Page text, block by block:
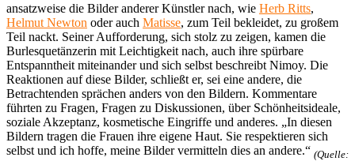
ansatzweise die Bilder anderer Künstler nach, wie Herb Ritts,
Helmut Newton oder auch Matisse, zum Teil bekleidet, zu großem
Teil nackt. Seiner Aufforderung, sich stolz zu zeigen, kamen die
Burlesquetänzerin mit Leichtigkeit nach, auch ihre spürbare
Entspanntheit miteinander und sich selbst beschreibt Nimoy. Die
Reaktionen auf diese Bilder, schließt er, sei eine andere, die
Betrachtenden sprächen anders von den Bildern. Kommentare
führten zu Fragen, Fragen zu Diskussionen, über Schönheitsideale,
soziale Akzeptanz, kosmetische Eingriffe und anderes. „In diesen
Bildern tragen die Frauen ihre eigene Haut. Sie respektieren sich
selbst und ich hoffe, meine Bilder vermitteln dies an andere.“ (Quelle: